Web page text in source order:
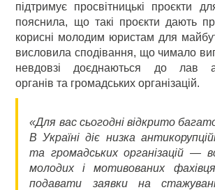
підтримує просвітницькі проєкти
пояснила, що такі проєкти дають
корисні молодим юристам для
висловила сподівання, що чимало
невдовзі доєднаються до лав
органів та громадських організацій.
«Для вас сьогодні відкрито
В Україні діє низка
та громадських організацій —
молодих і мотивованих
подавати заявки на